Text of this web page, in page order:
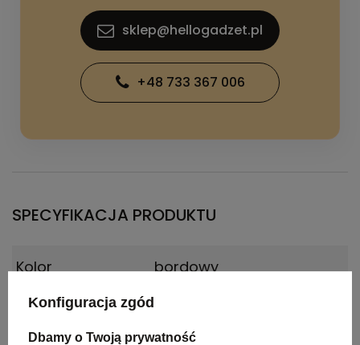
sklep@hellogadzet.pl
+48 733 367 006
SPECYFIKACJA PRODUKTU
Kolor bordowy
Materiał
Konfiguracja zgód
Dbamy o Twoją prywatność